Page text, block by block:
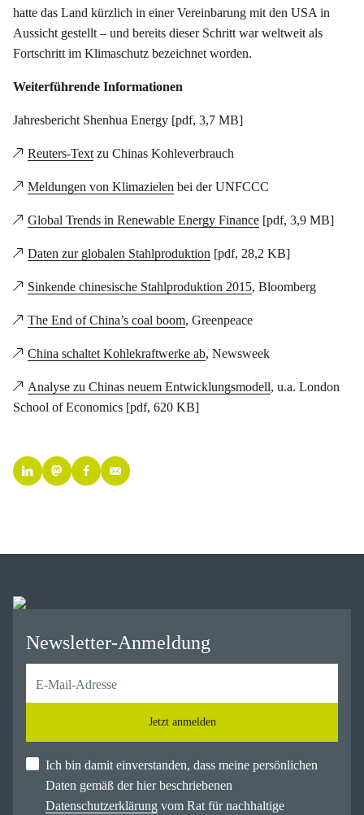
hatte das Land kürzlich in einer Vereinbarung mit den USA in
Aussicht gestellt – und bereits dieser Schritt war weltweit als
Fortschritt im Klimaschutz bezeichnet worden.
Weiterführende Informationen
Jahresbericht Shenhua Energy [pdf, 3,7 MB]
Reuters-Text zu Chinas Kohleverbrauch
Meldungen von Klimazielen bei der UNFCCC
Global Trends in Renewable Energy Finance [pdf, 3,9 MB]
Daten zur globalen Stahlproduktion [pdf, 28,2 KB]
Sinkende chinesische Stahlproduktion 2015, Bloomberg
The End of China’s coal boom, Greenpeace
China schaltet Kohlekraftwerke ab, Newsweek
Analyse zu Chinas neuem Entwicklungsmodell, u.a. London
School of Economics [pdf, 620 KB]
Newsletter-Anmeldung
Jetzt anmelden
Ich bin damit einverstanden, dass meine persönlichen
Daten gemäß der hier beschriebenen
Datenschutzerklärung vom Rat für nachhaltige